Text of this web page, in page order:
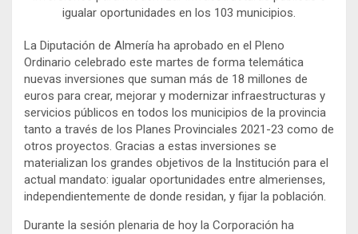
igualar oportunidades en los 103 municipios.
La Diputación de Almería ha aprobado en el Pleno
Ordinario celebrado este martes de forma telemática
nuevas inversiones que suman más de 18 millones de
euros para crear, mejorar y modernizar infraestructuras y
servicios públicos en todos los municipios de la provincia
tanto a través de los Planes Provinciales 2021-23 como de
otros proyectos. Gracias a estas inversiones se
materializan los grandes objetivos de la Institución para el
actual mandato: igualar oportunidades entre almerienses,
independientemente de donde residan, y fijar la población.
Durante la sesión plenaria de hoy la Corporación ha